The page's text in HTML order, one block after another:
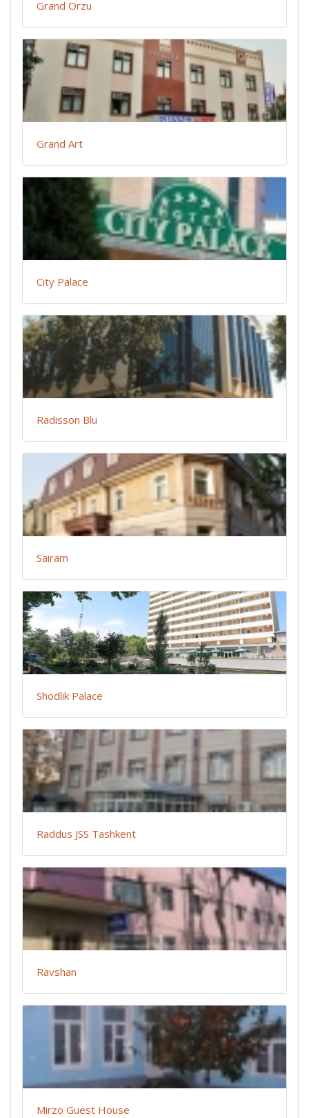
Grand Orzu
Grand Art
City Palace
Radisson Blu
Sairam
Shodlik Palace
Raddus JSS Tashkent
Ravshan
Mirzo Guest House